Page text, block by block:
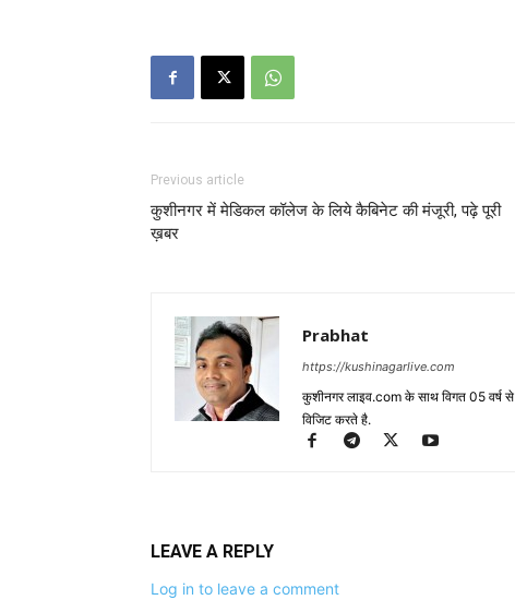
Previous article
कुशीनगर में मेडिकल कॉलेज के लिये कैबिनेट की मंजूरी, पढ़े पूरी
ख़बर
Prabhat
https://kushinagarlive.com
कुशीनगर लाइव.com के साथ विगत 05 वर्ष से
विजिट करते है.
LEAVE A REPLY
Log in to leave a comment